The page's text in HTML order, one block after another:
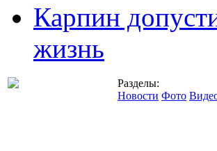
Карпин
жизнь
Разделы:
Новости Фото